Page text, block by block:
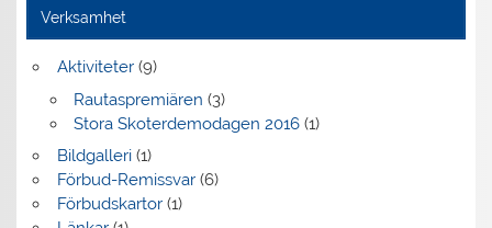
Verksamhet
Aktiviteter(9)
Rautaspremiären (3)
Stora Skoterdemodagen 2016(1)
Bildgalleri(1)
Förbud-Remissvar(6)
Förbudskartor(1)